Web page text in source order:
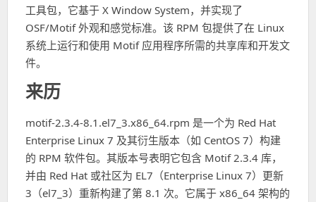
工具包，它基于 X Window System，并实现了
OSF/Motif 外观和感觉标准。该 RPM 包提供了在 Linux
系统上运行和使用 Motif 应用程序所需的共享库和开发文
件。
来历
motif-2.3.4-8.1.el7_3.x86_64.rpm 是一个为 Red Hat
Enterprise Linux 7 及其衍生版本（如 CentOS 7）构建
的 RPM 软件包。其版本号表明它包含 Motif 2.3.4 库，
并由 Red Hat 或社区为 EL7（Enterprise Linux 7）更新
3（el7_3）重新构建了第 8.1 次。它属于 x86_64 架构的